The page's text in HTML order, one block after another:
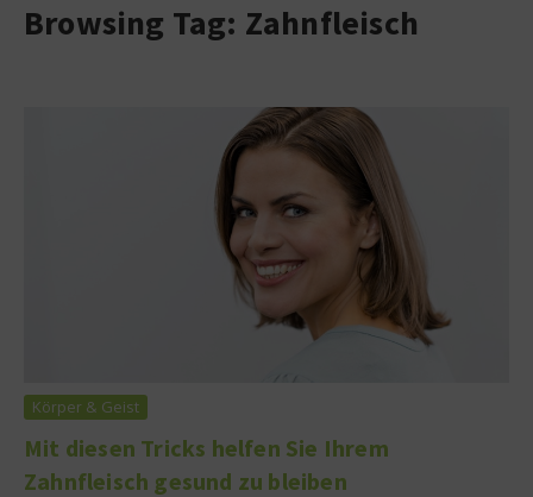
Browsing Tag: Zahnfleisch
Körper & Geist
Mit diesen Tricks helfen Sie Ihrem
Zahnfleisch gesund zu bleiben